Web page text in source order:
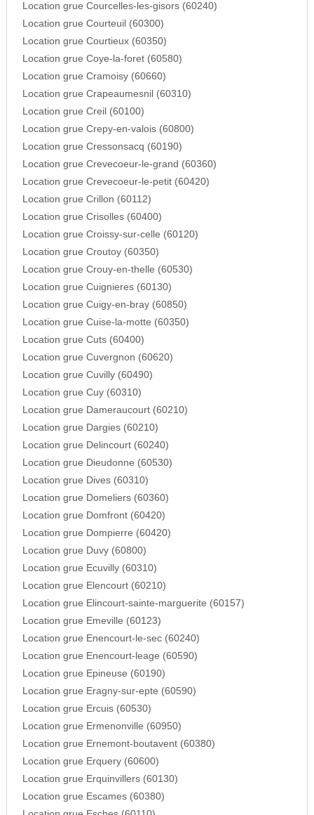
Location grue Courcelles-les-gisors (60240)
Location grue Courteuil (60300)
Location grue Courtieux (60350)
Location grue Coye-la-foret (60580)
Location grue Cramoisy (60660)
Location grue Crapeaumesnil (60310)
Location grue Creil (60100)
Location grue Crepy-en-valois (60800)
Location grue Cressonsacq (60190)
Location grue Crevecoeur-le-grand (60360)
Location grue Crevecoeur-le-petit (60420)
Location grue Crillon (60112)
Location grue Crisolles (60400)
Location grue Croissy-sur-celle (60120)
Location grue Croutoy (60350)
Location grue Crouy-en-thelle (60530)
Location grue Cuignieres (60130)
Location grue Cuigy-en-bray (60850)
Location grue Cuise-la-motte (60350)
Location grue Cuts (60400)
Location grue Cuvergnon (60620)
Location grue Cuvilly (60490)
Location grue Cuy (60310)
Location grue Dameraucourt (60210)
Location grue Dargies (60210)
Location grue Delincourt (60240)
Location grue Dieudonne (60530)
Location grue Dives (60310)
Location grue Domeliers (60360)
Location grue Domfront (60420)
Location grue Dompierre (60420)
Location grue Duvy (60800)
Location grue Ecuvilly (60310)
Location grue Elencourt (60210)
Location grue Elincourt-sainte-marguerite (60157)
Location grue Emeville (60123)
Location grue Enencourt-le-sec (60240)
Location grue Enencourt-leage (60590)
Location grue Epineuse (60190)
Location grue Eragny-sur-epte (60590)
Location grue Ercuis (60530)
Location grue Ermenonville (60950)
Location grue Ernemont-boutavent (60380)
Location grue Erquery (60600)
Location grue Erquinvillers (60130)
Location grue Escames (60380)